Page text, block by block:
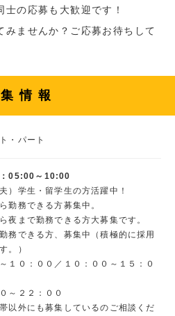
の応募も大歓迎です！
みませんか？ご応募お待ちして
情報
・パート
05:00～10:00
）学生・留学生の方活躍中！
勤務できる方募集中。
夜まで勤務できる方大募集です。
務できる方、募集中（積極的に採用
。）
１０：００／１０：００～１５：０
～２２：００
以外にも募集しているのご相談くだ